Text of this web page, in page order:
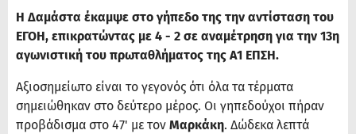
Η Δαμάστα έκαμψε στο γήπεδο της την αντίσταση του
ΕΓΟΗ, επικρατώντας με 4 - 2 σε αναμέτρηση για την 13η
αγωνιστική του πρωταθλήματος της Α1 ΕΠΣΗ.
Αξιοσημείωτο είναι το γεγονός ότι όλα τα τέρματα
σημειώθηκαν στο δεύτερο μέρος. Οι γηπεδούχοι πήραν
προβάδισμα στο 47' με τον Μαρκάκη. Δώδεκα λεπτά